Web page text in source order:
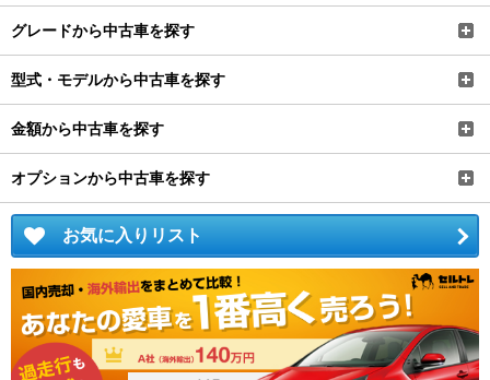
グレードから中古車を探す
型式・モデルから中古車を探す
金額から中古車を探す
オプションから中古車を探す
お気に入りリスト